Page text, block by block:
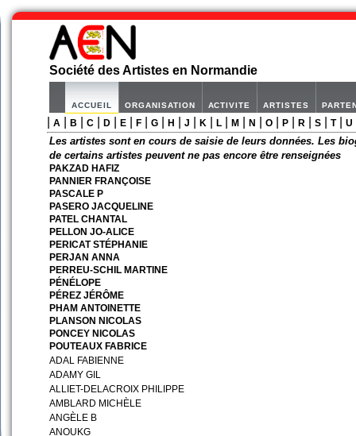
Société des Artistes en Normandie
ACCUEIL ORGANISATION ACTIVITE ARTISTES
A B C| D| E| F| G| H J K L| M| N O| P| R S| T| U
Les artistes sont en cours de saisie de leurs données. Les
de certains artistes peuvent ne pas encore être renseignées
PAKZAD HAFIZ
PANNIER FRANÇOISE
PASCALE P
PASERO JACQUELINE
PATEL CHANTAL
PELLON JO-ALICE
PERICAT STÉPHANIE
PERJAN ANNA
PERREU-SCHIL MARTINE
PÉNÉLOPE
PÉREZ JÉRÔME
PHAM ANTOINETTE
PLANSON NICOLAS
PONCEY NICOLAS
POUTEAUX FABRICE
ADAL FABIENNE
ADAMY GIL
ALLIET-DELACROIX PHILIPPE
AMBLARD MICHÈLE
ANGÈLE B
ANOUKG